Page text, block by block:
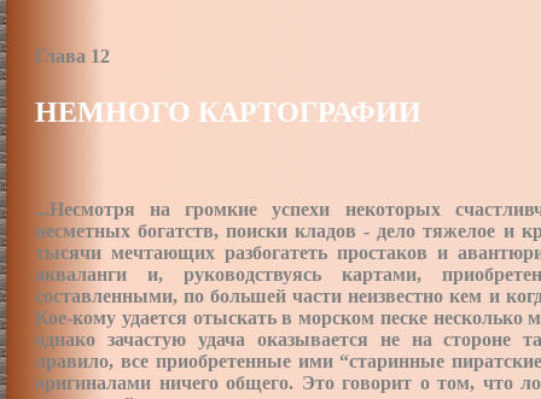
Глава 12
НЕМНОГО КАРТОГРАФИИ
...Несмотря на громкие успехи некоторых
несметных богатств, поиски кладов - дело тяжелое и
тысячи мечтающих разбогатеть простаков и
акваланги и, руководствуясь картами,
составленными, по большей части неизвестно кем и
Кое-кому удается отыскать в морском песке
однако зачастую удача оказывается не на стороне
правило, все приобретенные ими “старинные
оригиналами ничего общего. Это говорит о том, что